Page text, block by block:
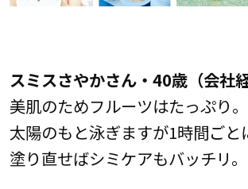
スミスさやかさん・40歳（会社経
美肌のためフルーツはたっぷり
太陽のもと泳ぎますが1時間ごと
塗り直せばシミケアもバッチリ。